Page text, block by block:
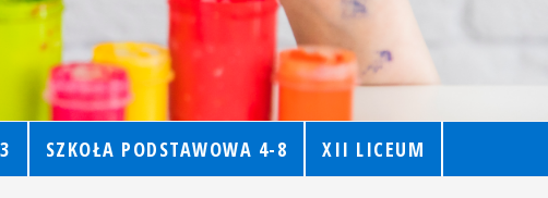
SZKOŁA PODSTAWOWA 4-8 XII LICEUM